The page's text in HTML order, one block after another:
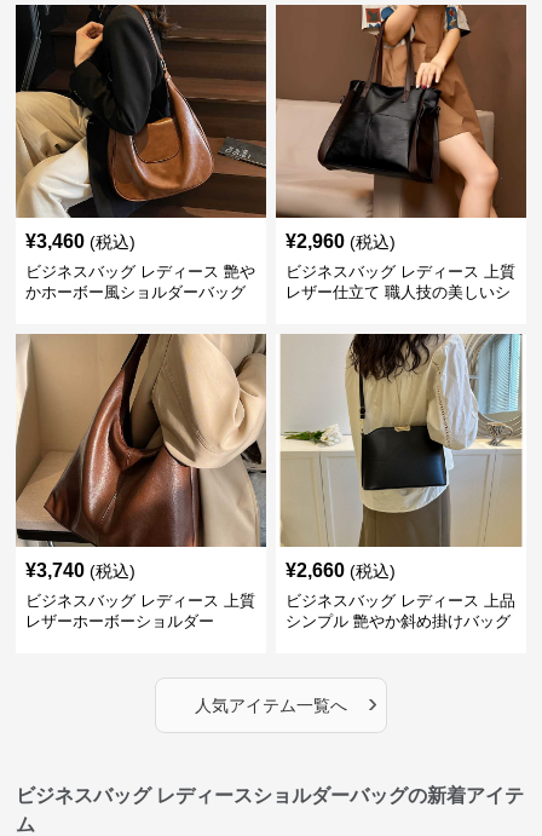
¥3,460 (税込)
ビジネスバッグ レディース 艶や
かホーボー風ショルダーバッグ
¥2,960 (税込)
ビジネスバッグ レディース 上質
レザー仕立て 職人技の美しいシ
¥3,740 (税込)
ビジネスバッグ レディース 上質
レザーホーボーショルダー
¥2,660 (税込)
ビジネスバッグ レディース 上品
シンプル 艶やか斜め掛けバッグ
人気アイテム一覧へ ›
ビジネスバッグ レディースショルダーバッグの新着アイテ
ム